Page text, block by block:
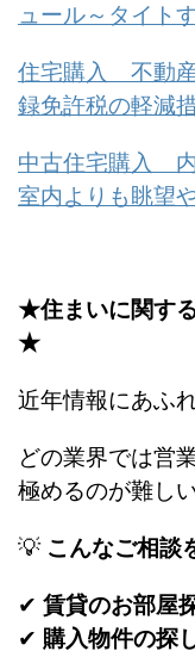
ュール～タイト
住宅購入 不動
録免許税の軽減
中古住宅購入 内
室内よりも眺望
★住まいに関す
★
近年情報にあふ
どの業界では営
極めるのが難し
💡 こんなご相談
✔ 賃貸のお部屋
✔ 購入物件の探